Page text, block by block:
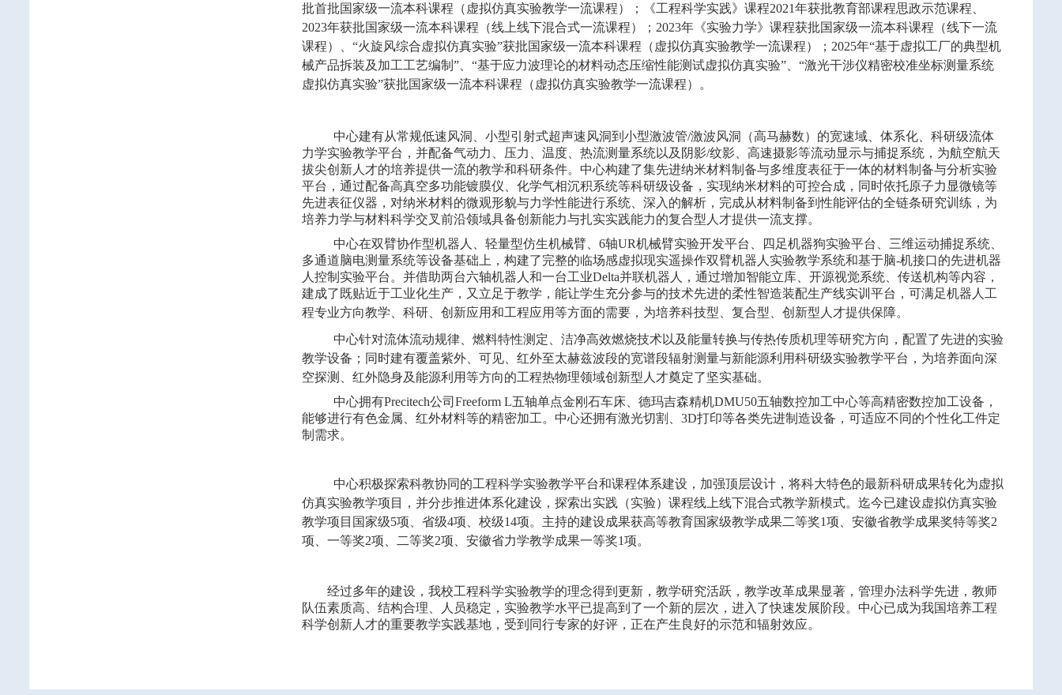
批首批国家级一流本科课程（虚拟仿真实验教学一流课程）；《工程科学实践》课程2021年获批教育部课程思政示范课程、
2023年获批国家级一流本科课程（线上线下混合式一流课程）； 2023年《实验力学》课程获批国家级一流本科课程（线下一流
课程）、“火旋风综合虚拟仿真实验”获批国家级一流本科课程（虚拟仿真实验教学一流课程）； 2025年“基于虚拟工厂的典型机
械产品拆装及加工工艺编制”、“基于应力波理论的材料动态压缩性能测试虚拟仿真实验”、“激光干涉仪精密校准坐标测量系统
虚拟仿真实验”获批国家级一流本科课程（虚拟仿真实验教学一流课程）。
中心建有从常规低速风洞、小型引射式超声速风洞到小型激波管/激波风洞（高马赫数）的宽速域、体系化、科研级流体
力学实验教学平台，并配备气动力、压力、温度、热流测量系统以及阴影/纹影、高速摄影等流动显示与捕捉系统，为航空航天
拔尖创新人才的培养提供一流的教学和科研条件。中心构建了集先进纳米材料制备与多维度表征于一体的材料制备与分析实验
平台，通过配备高真空多功能镀膜仪、化学气相沉积系统等科研级设备，实现纳米材料的可控合成，同时依托原子力显微镜等
先进表征仪器，对纳米材料的微观形貌与力学性能进行系统、深入的解析，完成从材料制备到性能评估的全链条研究训练，为
培养力学与材料科学交叉前沿领域具备创新能力与扎实实践能力的复合型人才提供一流支撑。
中心在双臂协作型机器人、轻量型仿生机械臂、6轴UR机械臂实验开发平台、四足机器狗实验平台、三维运动捕捉系统、
多通道脑电测量系统等设备基础上，构建了完整的临场感虚拟现实遥操作双臂机器人实验教学系统和基于脑-机接口的先进机器
人控制实验平台。并借助两台六轴机器人和一台工业Delta并联机器人，通过增加智能立库、开源视觉系统、传送机构等内容，
建成了既贴近于工业化生产，又立足于教学，能让学生充分参与的技术先进的柔性智造装配生产线实训平台，可满足机器人工
程专业方向教学、科研、创新应用和工程应用等方面的需要，为培养科技型、复合型、创新型人才提供保障。
中心针对流体流动规律、燃料特性测定、洁净高效燃烧技术以及能量转换与传热传质机理等研究方向，配置了先进的实验
教学设备；同时建有覆盖紫外、可见、红外至太赫兹波段的宽谱段辐射测量与新能源利用科研级实验教学平台，为培养面向深
空探测、红外隐身及能源利用等方向的工程热物理领域创新型人才奠定了坚实基础。
中心拥有Precitech公司 Freeform L五轴单点金刚石车床、德玛吉森精机DMU50五轴数控加工中心等高精密数控加工设备，
能够进行有色金属、红外材料等的精密加工。中心还拥有激光切割、 3D打印等各类先进制造设备，可适应不同的个性化工件定
制需求。
中心积极探索科教协同的工程科学实验教学平台和课程体系建设，加强顶层设计，将科大特色的最新科研成果转化为虚拟
仿真实验教学项目，并分步推进体系化建设，探索出实践（实验）课程线上线下混合式教学新模式。迄今已建设虚拟仿真实验
教学项目国家级5项、省级4项、校级14项。主持的建设成果获高等教育国家级教学成果二等奖1项、安徽省教学成果奖特等奖2
项、一等奖2项、二等奖2项、安徽省力学教学成果一等奖1项。
经过多年的建设，我校工程科学实验教学的理念得到更新，教学研究活跃，教学改革成果显著，管理办法科学先进，教师
队伍素质高、结构合理、人员稳定，实验教学水平已提高到了一个新的层次，进入了快速发展阶段。中心已成为我国培养工程
科学创新人才的重要教学实践基地，受到同行专家的好评，正在产生良好的示范和辐射效应。